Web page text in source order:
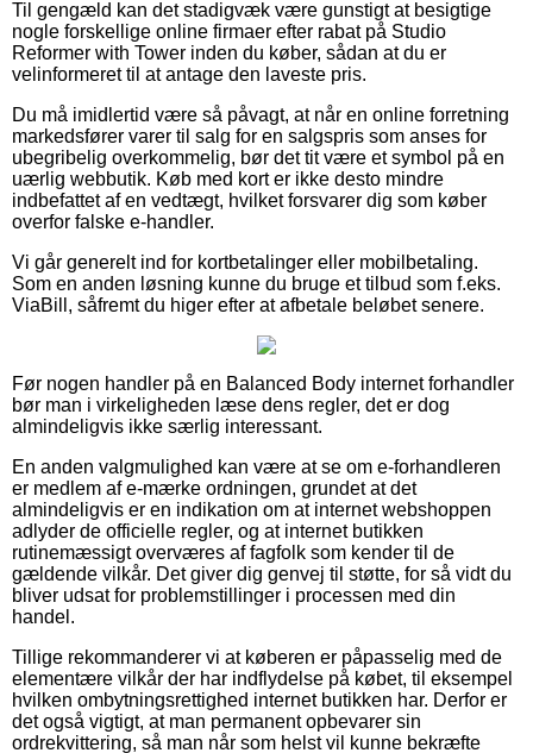
Til gengæld kan det stadigvæk være gunstigt at besigtige
nogle forskellige online firmaer efter rabat på Studio
Reformer with Tower inden du køber, sådan at du er
velinformeret til at antage den laveste pris.
Du må imidlertid være så påvagt, at når en online forretning
markedsfører varer til salg for en salgspris som anses for
ubegribelig overkommelig, bør det tit være et symbol på en
uærlig webbutik. Køb med kort er ikke desto mindre
indbefattet af en vedtægt, hvilket forsvarer dig som køber
overfor falske e-handler.
Vi går generelt ind for kortbetalinger eller mobilbetaling.
Som en anden løsning kunne du bruge et tilbud som f.eks.
ViaBill, såfremt du higer efter at afbetale beløbet senere.
Før nogen handler på en Balanced Body internet forhandler
bør man i virkeligheden læse dens regler, det er dog
almindeligvis ikke særlig interessant.
En anden valgmulighed kan være at se om e-forhandleren
er medlem af e-mærke ordningen, grundet at det
almindeligvis er en indikation om at internet webshoppen
adlyder de officielle regler, og at internet butikken
rutinemæssigt overværes af fagfolk som kender til de
gældende vilkår. Det giver dig genvej til støtte, for så vidt du
bliver udsat for problemstillinger i processen med din
handel.
Tillige rekommanderer vi at køberen er påpasselig med de
elementære vilkår der har indflydelse på købet, til eksempel
hvilken ombytningsrettighed internet butikken har. Derfor er
det også vigtigt, at man permanent opbevarer sin
ordrekvittering, så man når som helst vil kunne bekræfte